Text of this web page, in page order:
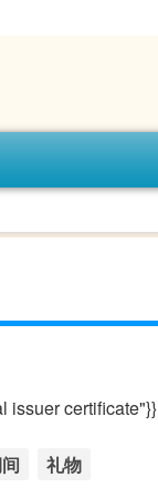
issuer certificate"}}
礼物